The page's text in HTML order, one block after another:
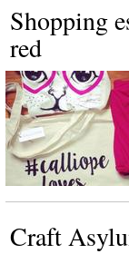
Shopping
red
Craft